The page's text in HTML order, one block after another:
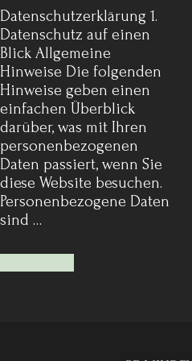
Datenschutz­erklärung 1.
Datenschutz auf einen
Blick Allgemeine
Hinweise Die folgenden
Hinweise geben einen
einfachen Überblick
darüber, was mit Ihren
personenbezogenen
Daten passiert, wenn Sie
diese Website besuchen.
Personenbezogene Daten
sind …